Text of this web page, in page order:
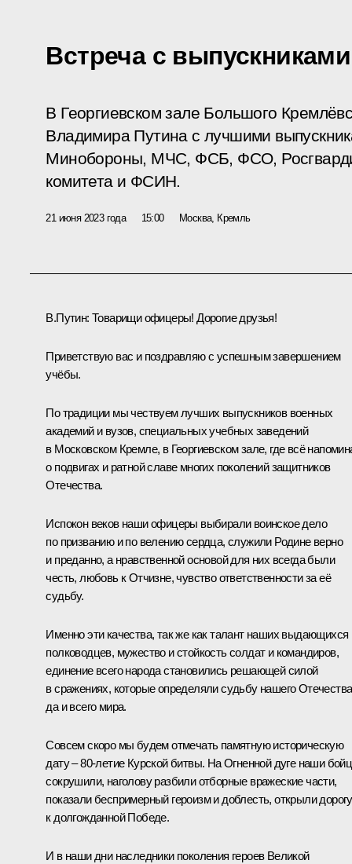
Встреча с
В Георгиевском зале Большого
Владимира Путина с лучшими
Минобороны, МЧС, ФСБ, ФСО,
комитета и ФСИН.
21 июня 2023 года 15:00 Москва, Кремль
В.Путин: Товарищи офицеры! Дорогие друзья!
Приветствую вас и поздравляю с успешным завершением
учёбы.
По традиции мы чествуем лучших выпускников военных
академий и вузов, специальных учебных заведений
в Московском Кремле, в Георгиевском зале, где всё
о подвигах и ратной славе многих поколений защитников
Отечества.
Испокон веков наши офицеры выбирали воинское дело
по призванию и по велению сердца, служили Родине верно
и преданно, а нравственной основой для них всегда были
честь, любовь к Отчизне, чувство ответственности за её
судьбу.
Именно эти качества, так же как талант наших выдающихся
полководцев, мужество и стойкость солдат и командиров,
единение всего народа становились решающей силой
в сражениях, которые определяли судьбу нашего
да и всего мира.
Совсем скоро мы будем отмечать памятную историческую
дату – 80-летие Курской битвы. На Огненной дуге наши
сокрушили, наголову разбили отборные вражеские части,
показали беспримерный героизм и доблесть, открыли дорогу
к долгожданной Победе.
И в наши дни наследники поколения героев Великой